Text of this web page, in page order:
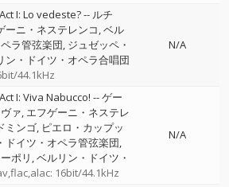
I: Lo vedeste?-- ルチ
ーニ・ネステレンコ ベル
ラ管弦楽団 ジュゼッペ・
ン・ドイツ・オペラ合唱団
44.1kHz
N/A
I: Viva Nabucco! --ゲー
ァ エフゲーニ・ネステレ
ミンゴ ピエロ・カップッ
ドイツ・オペラ管弦楽団
ポリ ベルリン・ドイツ・
16bit/44.1kHz
N/A